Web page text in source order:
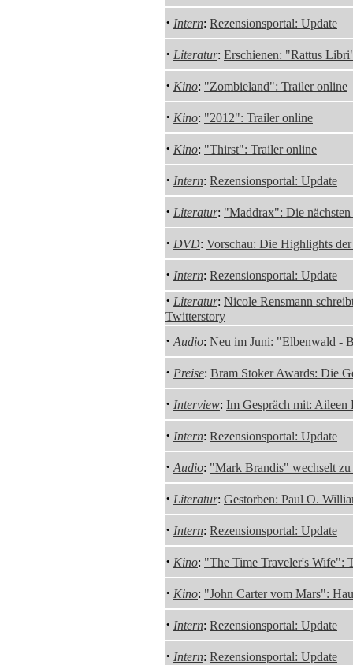
· Intern: Rezensionsportal: Update
· Literatur: Erschienen: "Rattus
· Kino: "Zombieland": Trailer online
· Kino: "2012": Trailer online
· Kino: "Thirst": Trailer online
· Intern: Rezensionsportal: Update
· Literatur: "Maddrax": Die
· DVD: Vorschau: Die Highlights
· Intern: Rezensionsportal: Update
· Literatur: Nicole Rensmann
Twitterstory
· Audio: Neu im Juni: "Elbenwald -
· Preise: Bram Stoker Awards: Die
· Interview: Im Gespräch mit: Aileen
· Intern: Rezensionsportal: Update
· Audio: "Mark Brandis" wechselt
· Literatur: Gestorben: Paul O.
· Intern: Rezensionsportal: Update
· Kino: "The Time Traveler's Wife":
· Kino: "John Carter vom Mars":
· Intern: Rezensionsportal: Update
· Intern: Rezensionsportal: Update